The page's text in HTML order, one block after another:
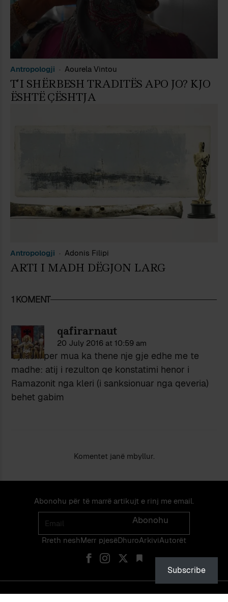
Antropologji Aourela Vintou
T’I SHËRBESH TRADITËS APO JO? KJO
ËSHTË ÇËSHTJA
Antropologji Adonis Filipi
ARTI I MADH DËGJON LARG
1 KOMENT
qafirarnaut
20 July 2016 at 10:59 am
Gjinishi per mua ka thene nje gje edhe me te
madhe: atij i rezulton qe konstatimi henor i
Ramazonit nga kleri (i sanksionuar nga qeveria)
behet gabim
Komentet janë mbyllur.
Abonohu për të marrë artikujt e rinj me email.
Email
Abonohu
Rreth neshMerr pjes​​ë​DhuroArkiviAutorët
Subscribe